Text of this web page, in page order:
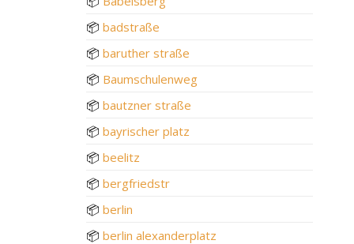
📦 badstraße
📦 baruther straße
📦 Baumschulenweg
📦 bautzner straße
📦 bayrischer platz
📦 beelitz
📦 bergfriedstr
📦 berlin
📦 berlin alexanderplatz